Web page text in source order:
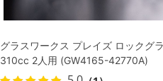
グラスワークス プレイズ ロックグ
310cc 2人用 (GW4165-42770A)